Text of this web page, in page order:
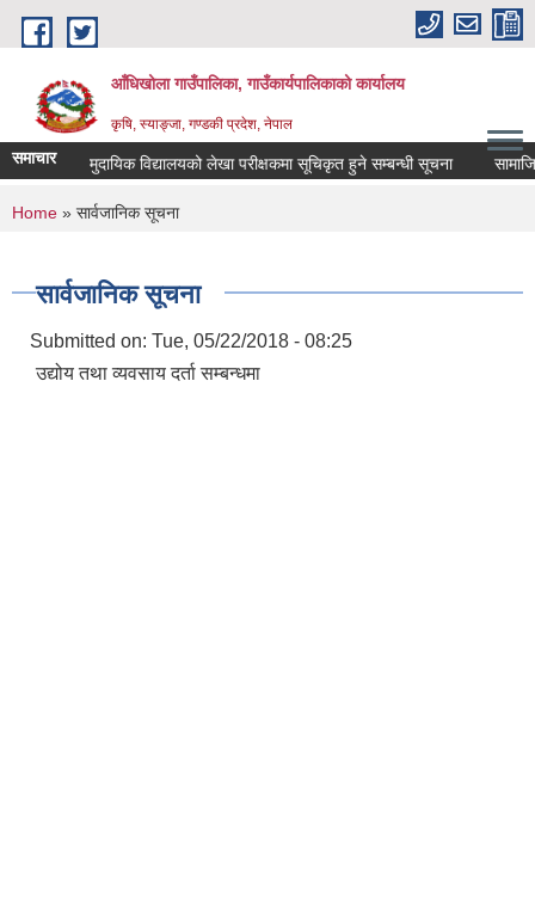
Skip to main content
आँधिखोला गाउँपालिका, गाउँकार्यपालिकाको कार्यालय
कृषि, स्याङ्जा, गण्डकी प्रदेश, नेपाल
समाचारसामुदायिक विद्यालयको लेखा परीक्षकमा सूचिकृत हुने सम्बन्धी सूचना
You are here
Home » सार्वजानिक सूचना
सार्वजानिक सूचना
Submitted on: Tue, 05/22/2018 - 08:25
उद्योय तथा व्यवसाय दर्ता सम्बन्धमा